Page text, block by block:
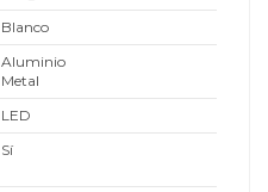
Blanco
Aluminio
Metal
LED
Sí